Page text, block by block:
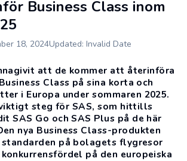
Business Class inom
18, 2024Updated: Invalid Date
att de kommer att återinföra
Class på sina korta och
i Europa under sommaren 2025.
steg för SAS, som hittills
SAS Go och SAS Plus på de här
nya Business Class-produkten
på bolagets flygresor
konkurrensfördel på den europeiska